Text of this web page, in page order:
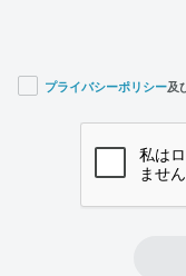
プライバシーポリシー及